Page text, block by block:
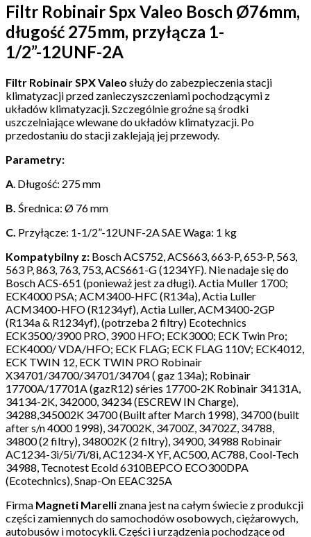
Filtr Robinair Spx Valeo Bosch Ø76mm,
długość 275mm, przyłącza 1-
1/2”-12UNF-2A
Filtr Robinair SPX Valeo służy do zabezpieczenia stacji
klimatyzacji przed zanieczyszczeniami pochodzącymi z
układów klimatyzacji. Szczególnie groźne są środki
uszczelniające wlewane do układów klimatyzacji. Po
przedostaniu do stacji zaklejają jej przewody.
Parametry:
A. Długość: 275 mm
B. Średnica: Ø 76 mm
C. Przyłącze: 1-1/2”-12UNF-2A SAE Waga: 1 kg
Kompatybilny z: Bosch ACS752, ACS663, 663-P, 653-P, 563,
563 P, 863, 763, 753, ACS661-G (1234YF). Nie nadaje się do
Bosch ACS-651 (ponieważ jest za długi). Actia Muller 1700;
ECK4000 PSA; ACM3400-HFC (R134a), Actia Luller
ACM3400-HFO (R1234yf), Actia Luller, ACM3400-2GP
(R134a & R1234yf), (potrzeba 2 filtry) Ecotechnics
ECK3500/3900 PRO, 3900 HFO; ECK3000; ECK Twin Pro;
ECK4000/ VDA/HFO; ECK FLAG; ECK FLAG 110V; ECK4012,
ECK TWIN 12, ECK TWIN PRO Robinair
X34701/34700/34701/34704 ( gaz 134a); Robinair
17700A/17701A (gazR12) séries 17700-2K Robinair 34131A,
34134-2K, 342000, 34234 (ESCREW IN Charge),
34288,345002K 34700 (Built after March 1998), 34700 (built
after s/n 4000 1998), 347002K, 34700Z, 34702Z, 34788,
34800 (2 filtry), 348002K (2 filtry), 34900, 34988 Robinair
AC1234-3i/5i/7i/8i, AC1234-X YF, AC500, AC788, Cool-Tech
34988, Tecnotest Ecold 6310BEPCO ECO300DPA
(Ecotechnics), Snap-On EEAC325A
Firma Magneti Marelli znana jest na całym świecie z produkcji
części zamiennych do samochodów osobowych, ciężarowych,
autobusów i motocykli. Części i urządzenia pochodzące od